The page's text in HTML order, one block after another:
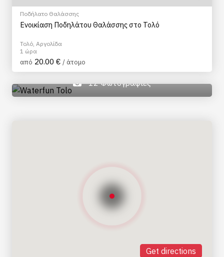
Ποδήλατο Θαλάσσης
Ενοικίαση Ποδηλάτου Θαλάσσης στο Τολό
Τολό, Αργολίδα
1 ώρα
από 20.00 € / άτομο
12 Φωτογραφίες
Get directions